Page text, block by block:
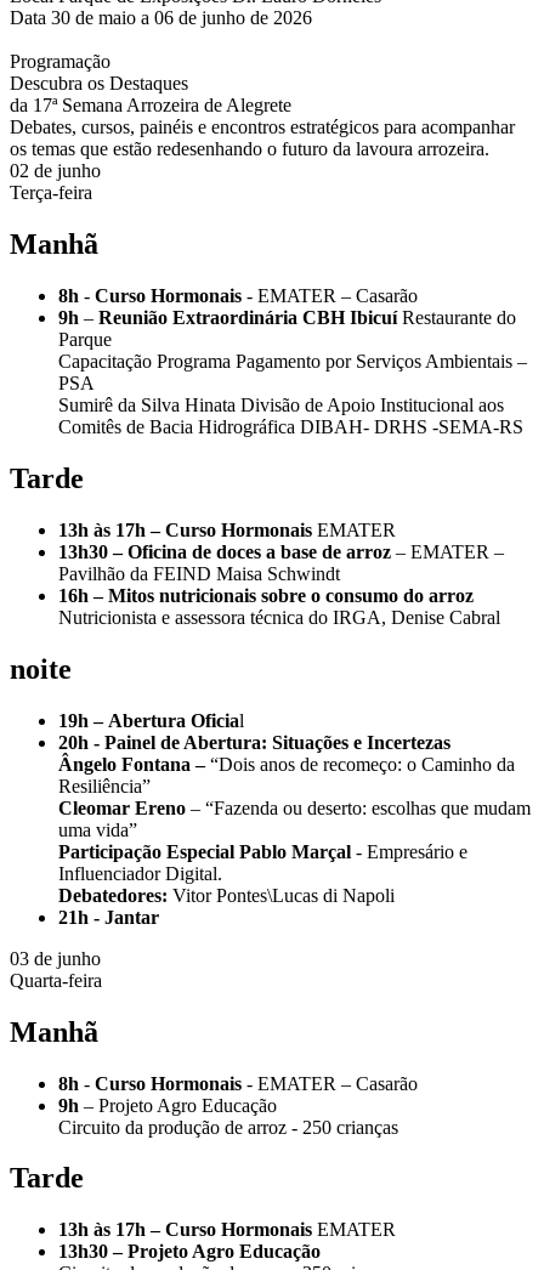
Data 30 de maio a 06 de junho de 2026
Programação
Descubra os Destaques
da 17ª Semana Arrozeira de Alegrete
Debates, cursos, painéis e encontros estratégicos para acompanhar
os temas que estão redesenhando o futuro da lavoura arrozeira.
02 de junho
Terça-feira
Manhã
8h - Curso Hormonais - EMATER – Casarão
9h – Reunião Extraordinária CBH IbicuíRestaurante do
Parque
Capacitação Programa Pagamento por Serviços Ambientais –
PSA
Sumirê da Silva Hinata Divisão de Apoio Institucional aos
Comitês de Bacia Hidrográfica DIBAH- DRHS -SEMA-RS
Tarde
13h às 17h – Curso Hormonais EMATER
13h30 – Oficina de doces a base de arroz – EMATER –
Pavilhão da FEIND Maisa Schwindt
16h – Mitos nutricionais sobre o consumo do arroz
Nutricionista e assessora técnica do IRGA, Denise Cabral
noite
19h – Abertura Oficial
20h - Painel de Abertura: Situações e Incertezas
Ângelo Fontana –“Dois anos de recomeço: o Caminho da
Resiliência”
Cleomar Ereno – “Fazenda ou deserto: escolhas que mudam
uma vida”
Participação Especial Pablo Marçal - Empresário e
Influenciador Digital.
Debatedores: Vitor Pontes\Lucas di Napoli
21h - Jantar
03 de junho
Quarta-feira
Manhã
8h - Curso Hormonais - EMATER – Casarão
9h – Projeto Agro Educação
Circuito da produção de arroz - 250 crianças
Tarde
13h às 17h – Curso Hormonais EMATER
13h30 – Projeto Agro Educação